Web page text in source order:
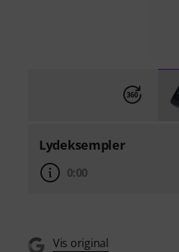
Lydeksempler
0:00
Vis original